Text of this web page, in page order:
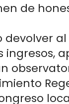
de
al
ingresos,